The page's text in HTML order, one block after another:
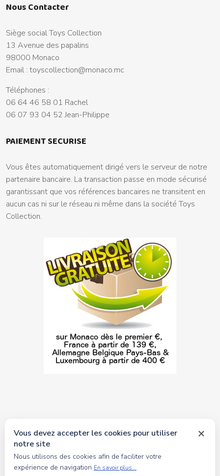
Nous Contacter
Siège social Toys Collection
13 Avenue des papalins
98000 Monaco
Email : toyscollection@monaco.mc
Téléphones :
06 64 46 58 01 Rachel
06 07 93 04 52 Jean-Philippe
PAIEMENT SECURISE
Vous êtes automatiquement dirigé vers le serveur de notre
partenaire bancaire. La transaction passe en mode sécurisé
garantissant que vos références bancaires ne transitent en
aucun cas ni sur le réseau ni même dans la société Toys
Collection.
© 2026 tous droits réservés Toyscollection. Réalisation
oceanesoft.com
Vous devez accepter les cookies pour utiliser
notre site
Nous utilisons des cookies afin de faciliter votre
expérience de navigation En savoir plus...